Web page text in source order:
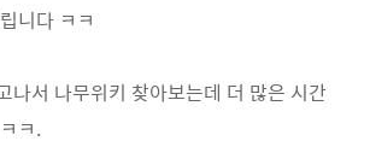
니다 ㅋㅋ
나서 나무위키 찾아보는데 더 많은 시간
ㅋ.